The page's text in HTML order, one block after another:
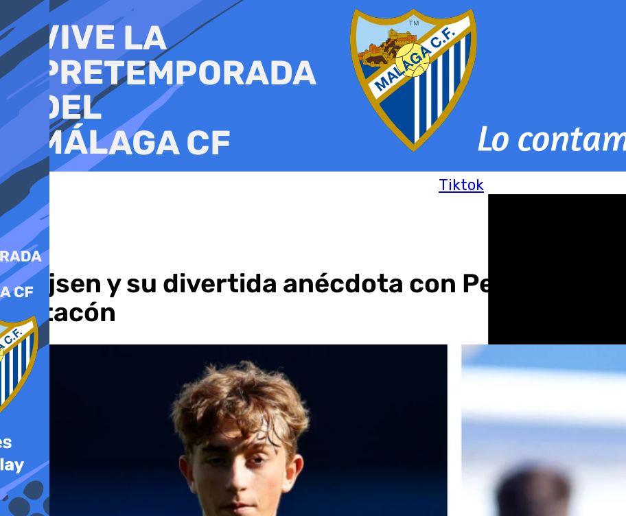
al
contenido
Tiktok
Huijsen y su divertida anécdota con Pellicer:
de tacón